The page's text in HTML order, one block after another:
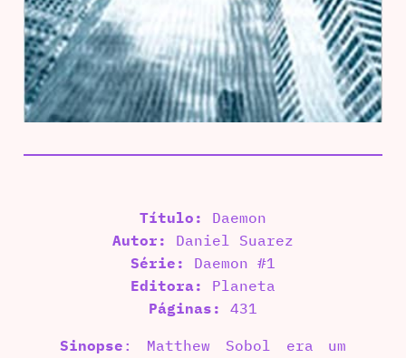
Título:
Daemon
Autor:
Daniel Suarez
Série:
Daemon #1
Editora:
Planeta
Páginas:
431
Sinopse : Matthew Sobol era um